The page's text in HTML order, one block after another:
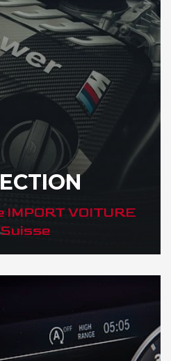
VOITURE
INSPECTION AUTO en Suisse